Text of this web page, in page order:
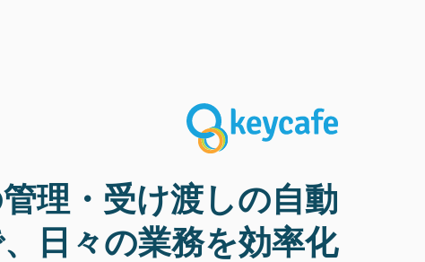
理・受け渡しの自動
日々の業務を効率化